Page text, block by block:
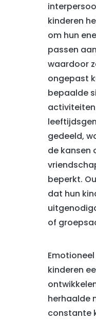
kinderen
om hun
passen
waardoor
ongepast
bepaalde
gedeeld,
de kansen
beperkt.
dat hun
of
kinderen
herhaalde
constante